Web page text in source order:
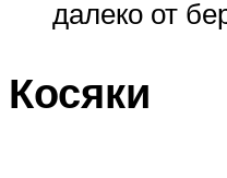
далеко от
Косяки